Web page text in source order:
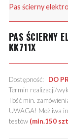
Pas ścierny
PAS ŚCIERNY
KK711X
Dostępność: DO
Termin realizacji/
Ilość min.
UWAGA! Możliwa
testów (min.150